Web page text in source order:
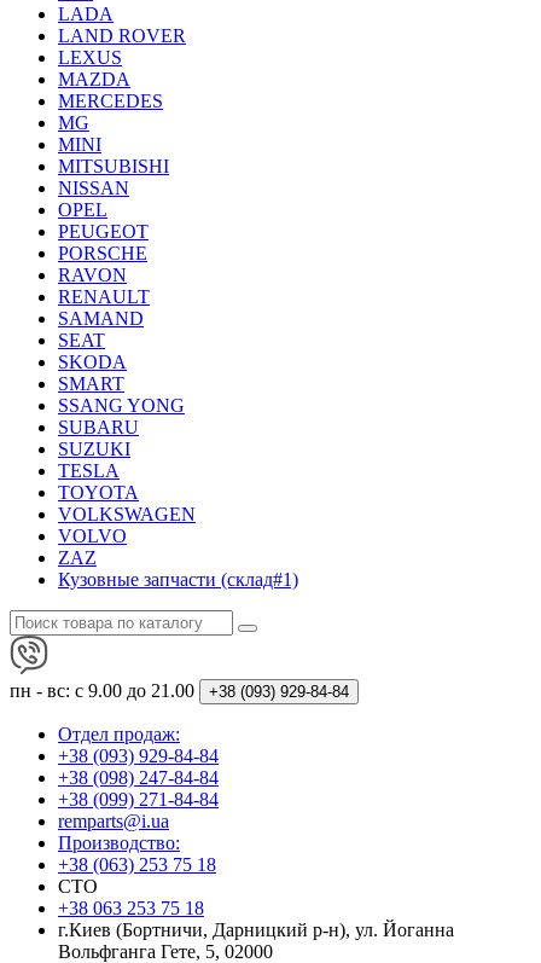
LADA
LAND ROVER
LEXUS
MAZDA
MERCEDES
MG
MINI
MITSUBISHI
NISSAN
OPEL
PEUGEOT
PORSCHE
RAVON
RENAULT
SAMAND
SEAT
SKODA
SMART
SSANG YONG
SUBARU
SUZUKI
TESLA
TOYOTA
VOLKSWAGEN
VOLVO
ZAZ
Кузовные запчасти (склад#1)
пн - вс: с 9.00 до 21.00 +38 (093) 929-84-84
Отдел продаж:
+38 (093) 929-84-84
+38 (098) 247-84-84
+38 (099) 271-84-84
remparts@i.ua
Производство:
+38 (063) 253 75 18
СТО
+38 063 253 75 18
г.Киев (Бортничи, Дарницкий р-н), ул. Йоганна
Вольфганга Гете, 5, 02000